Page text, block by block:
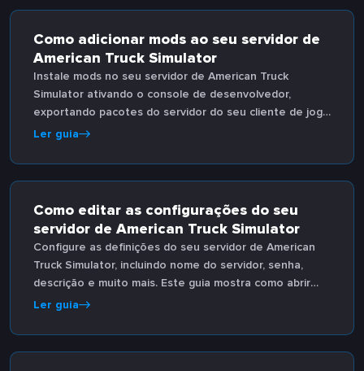
Como adicionar mods ao seu servidor de
American Truck Simulator
Instale mods no seu servidor de American Truck
Simulator ativando o console de desenvolvedor,
exportando pacotes do servidor do seu cliente de jogo
local e fazendo upload pelo File Manager. Funciona
Ler guia
Como editar as configurações do seu
servidor de American Truck Simulator
Configure as definições do seu servidor de American
Truck Simulator, incluindo nome do servidor, senha,
descrição e muito mais. Este guia mostra como abrir
server_config.sii no Config Editor e salvar as
Ler guia